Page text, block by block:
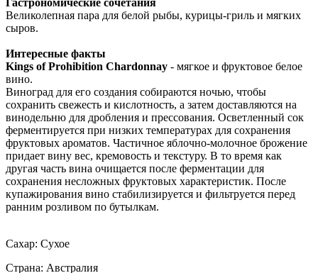
Великолепная пара для белой рыбы, курицы-гриль и мягких
сыров.
Интересные факты
Kings of Prohibition Chardonnay - мягкое и фруктовое белое
вино.
Виноград для его создания собираются ночью, чтобы
сохранить свежесть и кислотность, а затем доставляются на
винодельню для дробления и прессования. Осветленный сок
ферментируется при низких температурах для сохранения
фруктовых ароматов. Частичное яблочно-молочное брожение
придает вину вес, кремовость и текстуру. В то время как
другая часть вина очищается после ферментации для
сохранения несложных фруктовых характеристик. После
купажирования вино стабилизируется и фильтруется перед
ранним розливом по бутылкам.
Сахар: Сухое
Страна: Австралия